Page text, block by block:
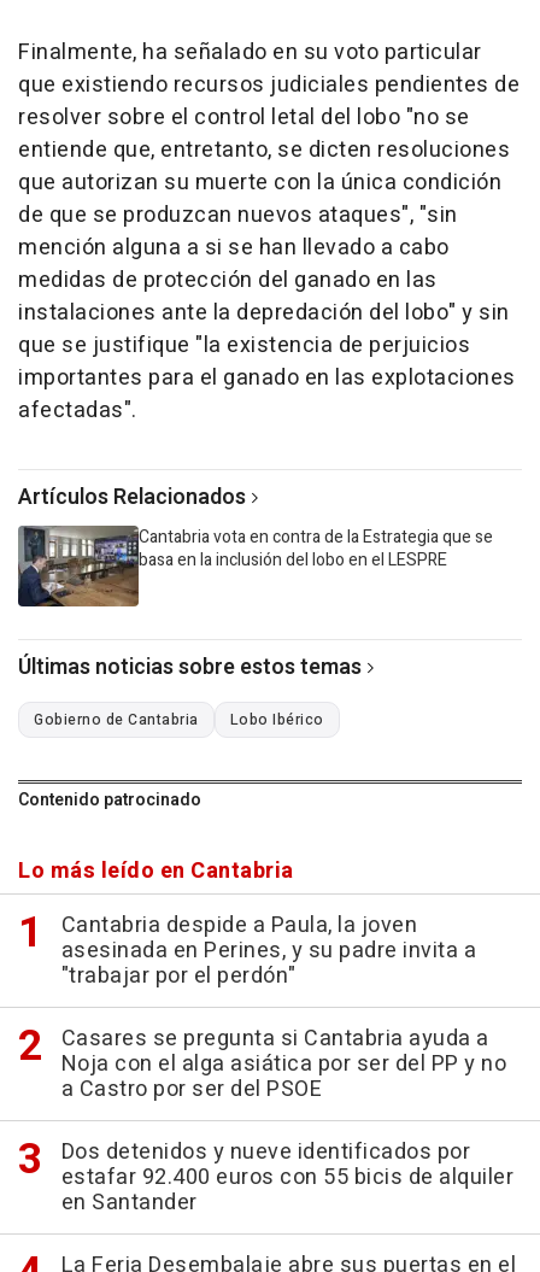
Finalmente, ha señalado en su voto particular
que existiendo recursos judiciales pendientes de
resolver sobre el control letal del lobo "no se
entiende que, entretanto, se dicten resoluciones
que autorizan su muerte con la única condición
de que se produzcan nuevos ataques", "sin
mención alguna a si se han llevado a cabo
medidas de protección del ganado en las
instalaciones ante la depredación del lobo" y sin
que se justifique "la existencia de perjuicios
importantes para el ganado en las explotaciones
afectadas".
Artículos Relacionados
Cantabria vota en contra de la Estrategia que se
basa en la inclusión del lobo en el LESPRE
Últimas noticias sobre estos temas
Gobierno de Cantabria Lobo Ibérico
Contenido patrocinado
Lo más leído en Cantabria
Cantabria despide a Paula, la joven
asesinada en Perines, y su padre invita a
"trabajar por el perdón"
Casares se pregunta si Cantabria ayuda a
Noja con el alga asiática por ser del PP y no
a Castro por ser del PSOE
Dos detenidos y nueve identificados por
estafar 92.400 euros con 55 bicis de alquiler
en Santander
La Feria Desembalaje abre sus puertas en el